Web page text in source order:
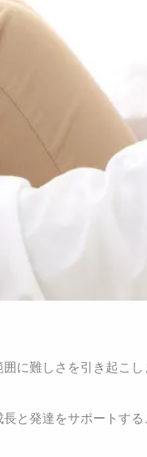
に難しさを引き起こ
と発達をサポートす